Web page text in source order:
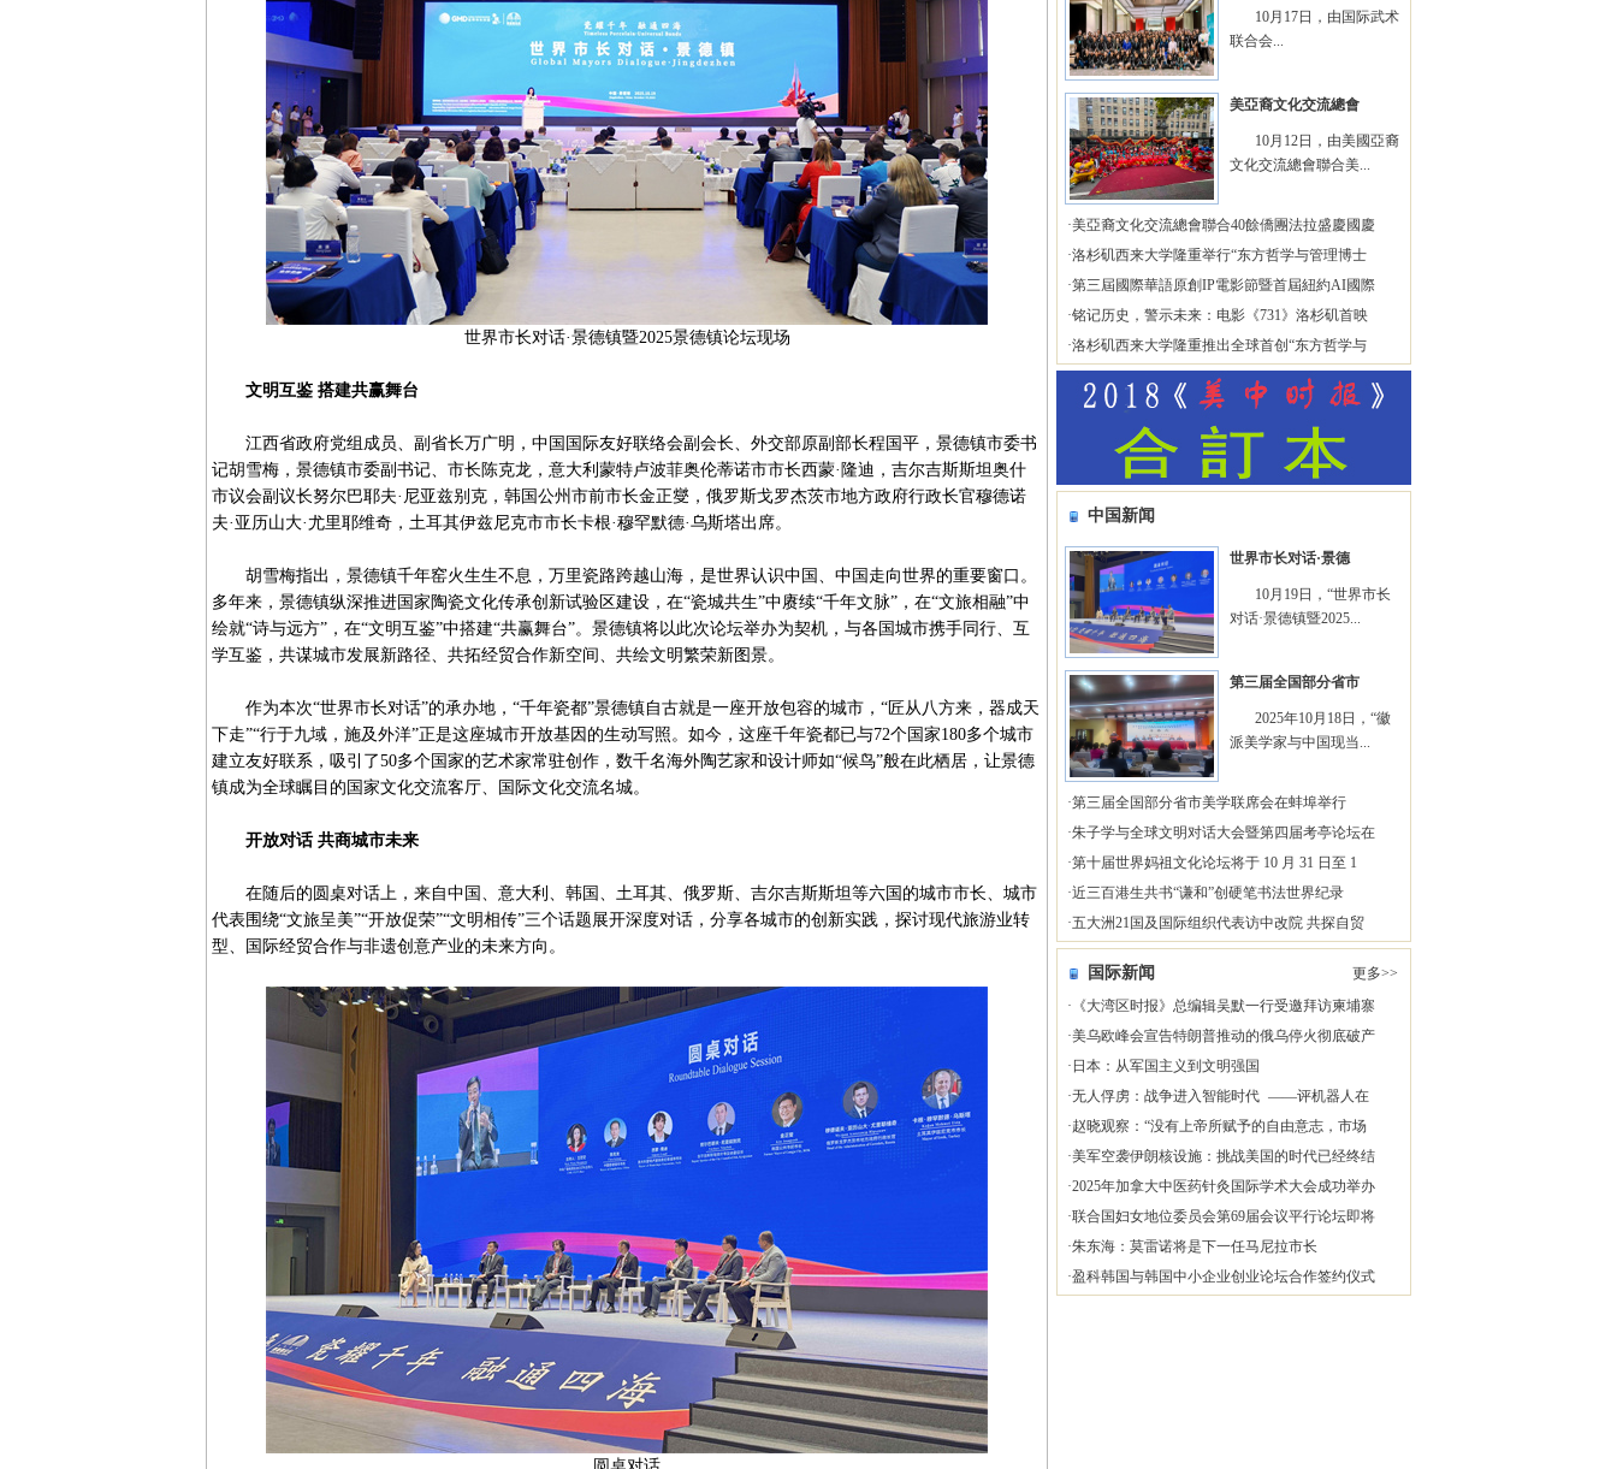
世界市长对话·景德镇暨2025景德镇论坛现场
文明互鉴 搭建共赢舞台
江西省政府党组成员、副省长万广明，中国国际友好联络会副会长、外交部原副部长程国平，景德镇市委书
记胡雪梅，景德镇市委副书记、市长陈克龙，意大利蒙特卢波菲奥伦蒂诺市市长西蒙·隆迪，吉尔吉斯斯坦奥什
市议会副议长努尔巴耶夫·尼亚兹别克，韩国公州市前市长金正燮，俄罗斯戈罗杰茨市地方政府行政长官穆德诺
夫·亚历山大·尤里耶维奇，土耳其伊兹尼克市市长卡根·穆罕默德·乌斯塔出席。
胡雪梅指出，景德镇千年窑火生生不息，万里瓷路跨越山海，是世界认识中国、中国走向世界的重要窗口。
多年来，景德镇纵深推进国家陶瓷文化传承创新试验区建设，在“瓷城共生”中赓续“千年文脉”，在“文旅相融”中
绘就“诗与远方”，在“文明互鉴”中搭建“共赢舞台”。景德镇将以此次论坛举办为契机，与各国城市携手同行、互
学互鉴，共谋城市发展新路径、共拓经贸合作新空间、共绘文明繁荣新图景。
作为本次“世界市长对话”的承办地，“千年瓷都”景德镇自古就是一座开放包容的城市，“匠从八方来，器成天
下走”“行于九域，施及外洋”正是这座城市开放基因的生动写照。如今，这座千年瓷都已与72个国家180多个城市
建立友好联系，吸引了50多个国家的艺术家常驻创作，数千名海外陶艺家和设计师如“候鸟”般在此栖居，让景德
镇成为全球瞩目的国家文化交流客厅、国际文化交流名城。
开放对话 共商城市未来
在随后的圆桌对话上，来自中国、意大利、韩国、土耳其、俄罗斯、吉尔吉斯斯坦等六国的城市市长、城市
代表围绕“文旅呈美”“开放促荣”“文明相传”三个话题展开深度对话，分享各城市的创新实践，探讨现代旅游业转
型、国际经贸合作与非遗创意产业的未来方向。
10月17日，由国际武术
联合会...
美亞裔文化交流總會
10月12日，由美國亞裔
文化交流總會聯合美...
·美亞裔文化交流總會聯合40餘僑團法拉盛慶國慶
·洛杉矶西来大学隆重举行“东方哲学与管理博士
·第三屆國際華語原創IP電影節暨首屆紐約AI國際
·铭记历史，警示未来：电影《731》洛杉矶首映
·洛杉矶西来大学隆重推出全球首创“东方哲学与
中国新闻
世界市长对话·景德
10月19日，“世界市长
对话·景德镇暨2025...
第三届全国部分省市
2025年10月18日，“徽
派美学家与中国现当...
·第三届全国部分省市美学联席会在蚌埠举行
·朱子学与全球文明对话大会暨第四届考亭论坛在
·第十届世界妈祖文化论坛将于 10 月 31 日至 1
·近三百港生共书“谦和”创硬笔书法世界纪录
·五大洲21国及国际组织代表访中改院 共探自贸
国际新闻
更多>>
· 《大湾区时报》总编辑吴默一行受邀拜访柬埔寨
·美乌欧峰会宣告特朗普推动的俄乌停火彻底破产
· 日本：从军国主义到文明强国
·无人俘虏：战争进入智能时代 ——评机器人在
·赵晓观察：“没有上帝所赋予的自由意志，市场
·美军空袭伊朗核设施：挑战美国的时代已经终结
·2025年加拿大中医药针灸国际学术大会成功举办
·联合国妇女地位委员会第69届会议平行论坛即将
·朱东海：莫雷诺将是下一任马尼拉市长
·盈科韩国与韩国中小企业创业论坛合作签约仪式